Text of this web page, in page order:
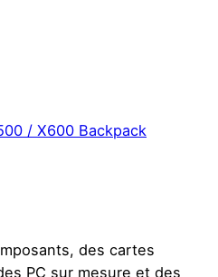
/ X600 Backpack
des cartes
PC sur mesure et des